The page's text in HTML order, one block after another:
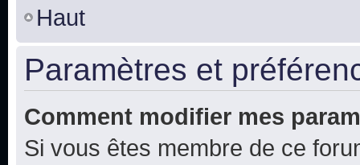
Haut
Paramètres et
Comment modifier mes
Si vous êtes membre de ce